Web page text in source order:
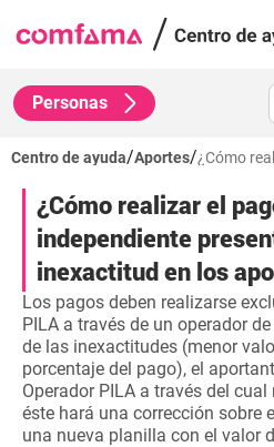
Personas
Centro de ayuda/Aportes/
¿Cómo realizar el
independiente
inexactitud en los
Los pagos deben realizarse
PILA a través de un operador
de las inexactitudes (menor
porcentaje del pago), el
Operador PILA a través del
éste hará una corrección sobre
una nueva planilla con el valor